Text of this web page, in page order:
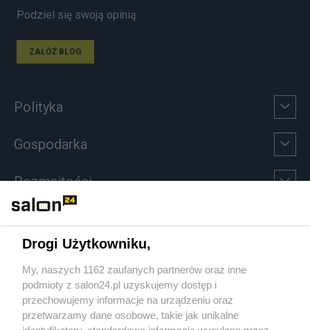
Podziel się swoją opinią
ZAŁÓŻ BLOG
Polityka
Gospodarka
Rozmaitości
Sport
Społeczeństwo
Drogi Użytkowniku,
My, naszych 1162 zaufanych partnerów oraz inne
podmioty z salon24.pl uzyskujemy dostęp i
przechowujemy informacje na urządzeniu oraz
przetwarzamy dane osobowe, takie jak unikalne